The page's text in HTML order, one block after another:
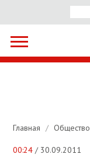
Главная / Общество
00:24 / 30.09.2011